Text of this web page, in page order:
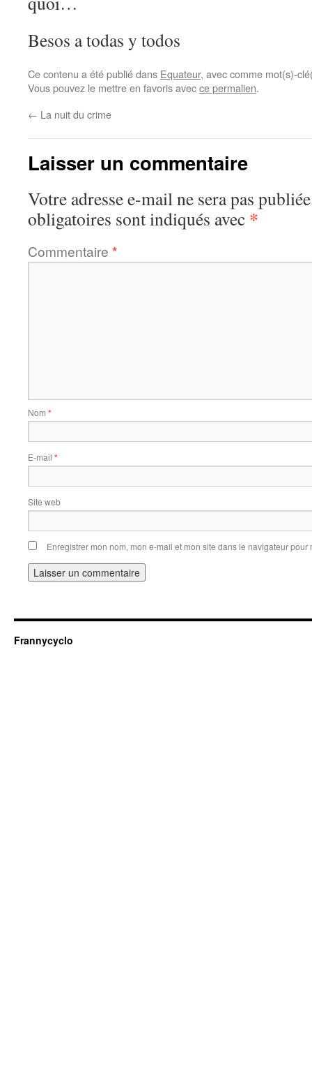
Besos a todas y todos
Ce contenu a été publié dans Equateur, avec comme mot(s)-
Vous pouvez le mettre en favoris avecce permalien.
← La nuit du crime
Laisser un commentaire
Votre adresse e-mail ne sera pas
obligatoires sont indiqués avec *
Commentaire *
Nom *
E-mail *
Site web
Enregistrer mon nom, mon e-mail et mon site dans le navigateur
Frannycyclo